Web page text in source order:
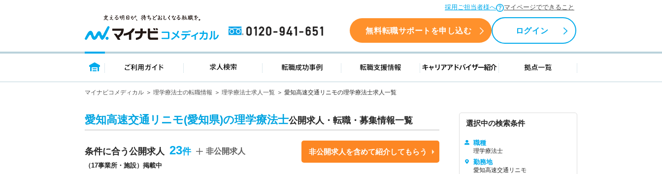
採用ご担当者様へ マイページでできること
0120-941-651 無料転職サポートを申し込む ログイン
トップページ ご利用ガイド 求人検索 転職成功事例 転職支援情報 キャリアアドバイザー紹介 拠点一覧
マイナビコメディカル 理学療法士の転職情報 理学療法士求人一覧 愛知高速交通リニモの理学療法士求人一覧
愛知高速交通リニモ(愛知県)の理学療法士公開求人・転職・募集情報一覧
条件に合う公開求人 23
（17事業所・施設）掲載中
非公開求人 非公開求人を含めて紹介してもらう
選択中の検索条件
職種
理学療法士
勤務地
愛知高速交通リニモ